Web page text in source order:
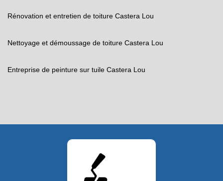
Rénovation et entretien de toiture Castera Lou
Nettoyage et démoussage de toiture Castera Lou
Entreprise de peinture sur tuile Castera Lou